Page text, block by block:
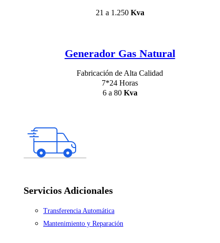
21 a 1.250 Kva
Generador Gas Natural
Fabricación de Alta Calidad
7*24 Horas
6 a 80 Kva
Servicios Adicionales
Transferencia Automática
Mantenimiento y Reparación